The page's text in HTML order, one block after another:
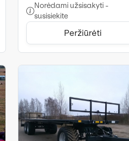
Norėdami užsisakyti -
susisiekite
Peržiūrėti